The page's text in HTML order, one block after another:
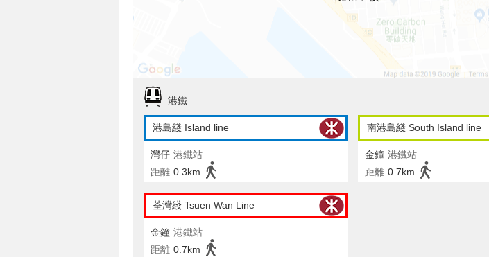
港鐵
港島綫 Island line
灣仔 港鐵站
距離 0.3km
南港島綫 South Island line
金鐘 港鐵站
距離 0.7km
荃灣綫 Tsuen Wan Line
金鐘 港鐵站
距離 0.7km